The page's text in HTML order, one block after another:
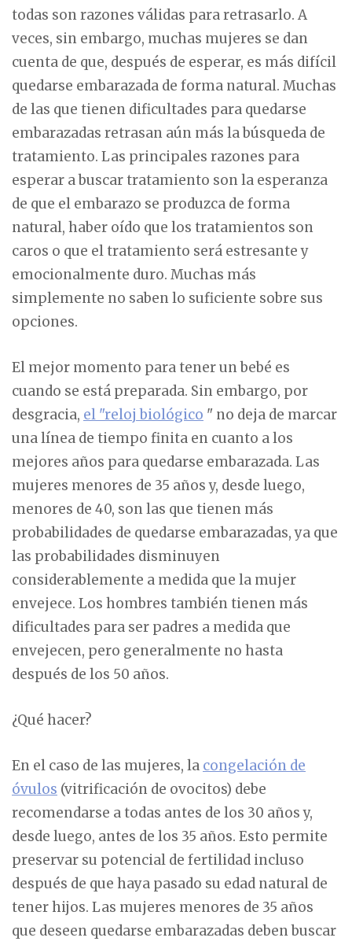
todas son razones válidas para retrasarlo. A
veces, sin embargo, muchas mujeres se dan
cuenta de que, después de esperar, es más difícil
quedarse embarazada de forma natural. Muchas
de las que tienen dificultades para quedarse
embarazadas retrasan aún más la búsqueda de
tratamiento. Las principales razones para
esperar a buscar tratamiento son la esperanza
de que el embarazo se produzca de forma
natural, haber oído que los tratamientos son
caros o que el tratamiento será estresante y
emocionalmente duro. Muchas más
simplemente no saben lo suficiente sobre sus
opciones.
El mejor momento para tener un bebé es
cuando se está preparada. Sin embargo, por
desgracia, el "reloj biológico " no deja de marcar
una línea de tiempo finita en cuanto a los
mejores años para quedarse embarazada. Las
mujeres menores de 35 años y, desde luego,
menores de 40, son las que tienen más
probabilidades de quedarse embarazadas, ya que
las probabilidades disminuyen
considerablemente a medida que la mujer
envejece. Los hombres también tienen más
dificultades para ser padres a medida que
envejecen, pero generalmente no hasta
después de los 50 años.
¿Qué hacer?
En el caso de las mujeres, la congelación de
óvulos (vitrificación de ovocitos) debe
recomendarse a todas antes de los 30 años y,
desde luego, antes de los 35 años. Esto permite
preservar su potencial de fertilidad incluso
después de que haya pasado su edad natural de
tener hijos. Las mujeres menores de 35 años
que deseen quedarse embarazadas deben buscar